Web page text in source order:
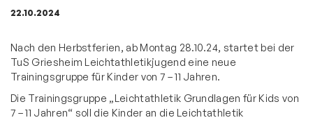
22.10.2024
Nach den Herbstferien, ab Montag 28.10.24, startet bei der
TuS Griesheim Leichtathletikjugend eine neue
Trainingsgruppe für Kinder von 7 – 11 Jahren.
Die Trainingsgruppe „Leichtathletik Grundlagen für Kids von
7 – 11 Jahren“ soll die Kinder an die Leichtathletik